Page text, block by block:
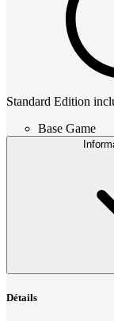
Standard Edition
Base Game
Détails